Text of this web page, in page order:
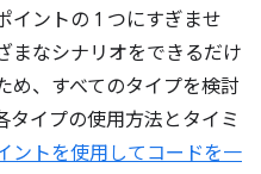
イントの 1 つにすぎませ
まなシナリオをできるだけ
め、すべてのタイプを検討
タイプの使用方法とタイミ
ントを使用してコードを一